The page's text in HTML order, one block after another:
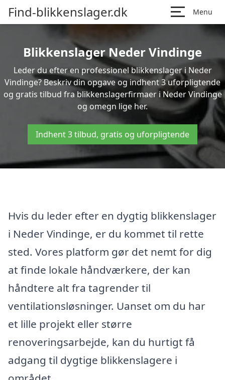
Find-blikkenslager.dk Menu
Blikkenslager Neder Vindinge
Leder du efter en professionel blikkenslager i Neder
Vindinge? Beskriv din opgave og indhent 3 uforpligtende
og gratis tilbud fra blikkenslagerfirmaer i Neder Vindinge
og omegn lige her.
Indhent 3 tilbud, gratis og uforpligtende
Hvis du leder efter en dygtig blikkenslager
i Neder Vindinge, er du kommet til rette
sted. Vores platform gør det nemt for dig
at finde lokale håndværkere, der kan
håndtere alt fra tagrender til
ventilationsløsninger. Uanset om du har
et lille projekt eller større
renoveringsarbejde, kan du hurtigt få
adgang til dygtige blikkenslagere i